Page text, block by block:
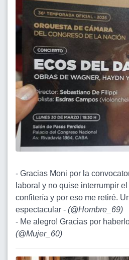
- Gracias Moni por la
laboral y no quise interrumpir
confitería y por eso me retiré.
espectacular - (@Hombre_69)
- Me alegro! Gracias por
(@Mujer_60)